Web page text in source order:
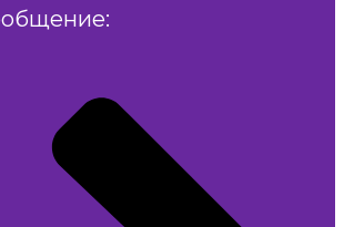
обучение и